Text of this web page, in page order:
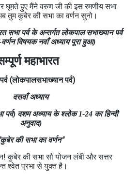
घूमते हुए मैंने वरुण जी की इस रमणीय सभा
तुम कुबेर की सभा का वर्णन सुनो।
सभा पर्व के अन्तर्गत लोकपाल सभाख्यान पर्व
विषयक नवाँ अध्याय पूरा हुआ)
महाभारत
पर्व(लोकपालसभाख्यानपर्व)
दसवाँ अध्याय
पर्व) दशम अध्याय के श्लोक 1-24 का हिन्दी
अनुवाद)
की सभा का वर्णन"
कुबेर की सभा सौ योजन लंबी और सत्तर
श्वेत प्रभा से युक्त है।